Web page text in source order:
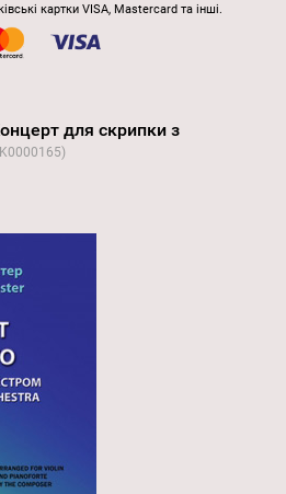
картки VISA, Mastercard та інші.
для скрипки з
K0000165)